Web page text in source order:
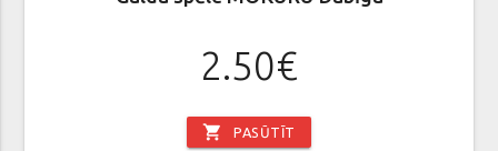
2.50€
shopping_cart PASŪTĪT